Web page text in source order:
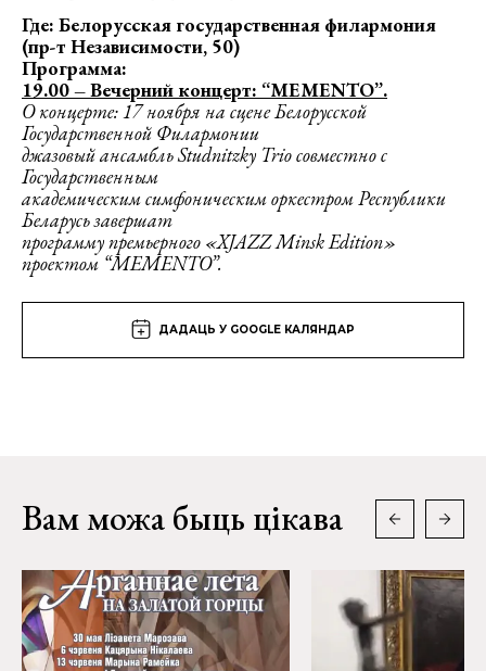
Где: Белорусская государственная филармония
(пр-т Независимости, 50)
Программа:
19.00 – Вечерний концерт: “MEMENTO”.
О концерте: 17 ноября на сцене Белорусской
Государственной Филармонии
джазовый ансамбль Studnitzky Trio совместно с
Государственным
академическим симфоническим оркестром Республики
Беларусь завершат
программу премьерного «XJAZZ Minsk Edition»
проектом “MEMENTO”.
ДАДАЦЬ У GOOGLE КАЛЯНДАР
Вам можа быць цікава